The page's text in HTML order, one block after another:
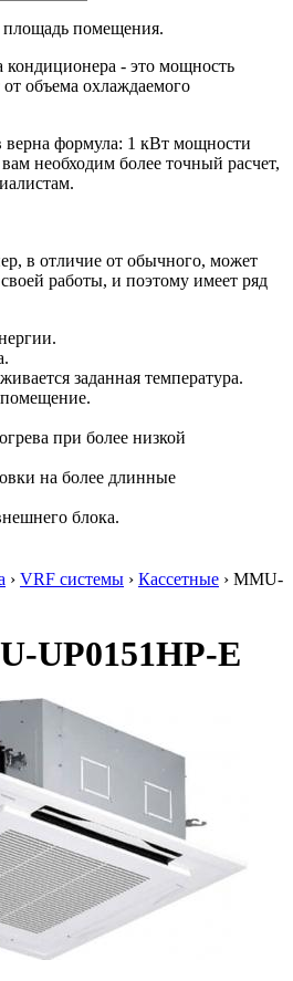
помещения.
кондиционера - это мощность
объема охлаждаемого
верна формула: 1 кВт мощности
необходим более точный расчет,
в отличие от обычного, может
работы, и поэтому имеет ряд
заданная температура.
при более низкой
на более длинные
блока.
› VRF системы › Кассетные › MMU-
UP0151HP-E